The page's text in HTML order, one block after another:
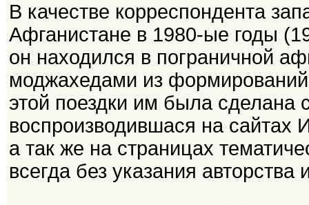
В качестве корреспондента
Афганистане в 1980-ые годы
он находился в пограничной
моджахедами из
этой поездки им была сделана
воспроизводившася на сайтах
а так же на страницах
всегда без указания